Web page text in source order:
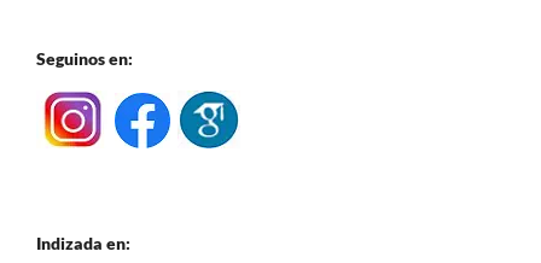
Seguinos en:
Indizada en: